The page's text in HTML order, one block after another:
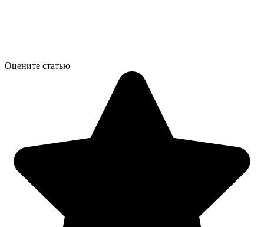
Оцените статью